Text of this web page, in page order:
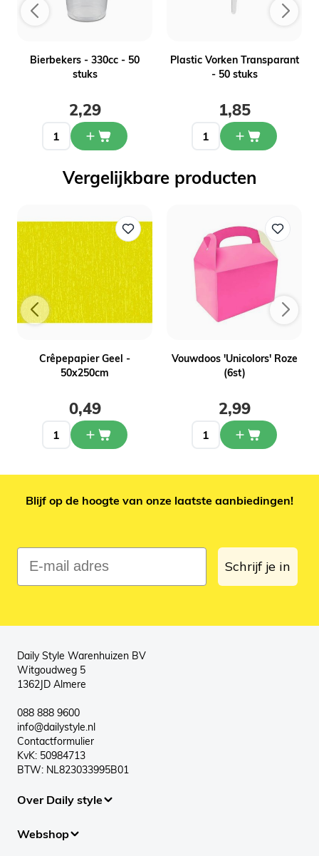
Bierbekers - 330cc - 50
stuks
2,29
Plastic Vorken Transparant
- 50 stuks
1,85
Vergelijkbare producten
Crêpepapier Geel -
50x250cm
0,49
Vouwdoos 'Unicolors' Roze
(6st)
2,99
Blijf op de hoogte van onze laatste aanbiedingen!
E-mail adres
Schrijf je in
Daily Style Warenhuizen BV
Witgoudweg 5
1362JD Almere
088 888 9600
info@dailystyle.nl
Contactformulier
KvK: 50984713
BTW: NL823033995B01
Over Daily style
Webshop